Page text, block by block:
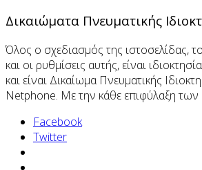
Δικαιώματα Πνευματικής
Όλος ο σχεδιασμός της ιστοσελίδας,
και οι ρυθμίσεις αυτής, είναι
και είναι Δικαίωμα Πνευματικής
Netphone. Με την κάθε επιφύλαξη των
Facebook
Twitter